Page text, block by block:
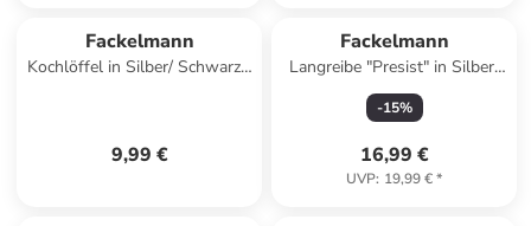
Fackelmann
Kochlöffel in Silber/ Schwarz -
9,99 €
Fackelmann
Langreibe "Presist" in Silber/
Schwarz - (L)38,5 cm
-15%
16,99 €
UVP: 19,99 €*